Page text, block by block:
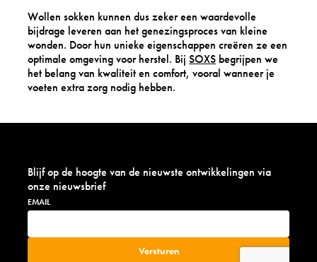
Wollen sokken kunnen dus zeker een waardevolle
bijdrage leveren aan het genezingsproces van kleine
wonden. Door hun unieke eigenschappen creëren ze een
optimale omgeving voor herstel. Bij SOXS begrijpen we
het belang van kwaliteit en comfort, vooral wanneer je
voeten extra zorg nodig hebben.
Blijf op de hoogte van de nieuwste ontwikkelingen via
onze nieuwsbrief